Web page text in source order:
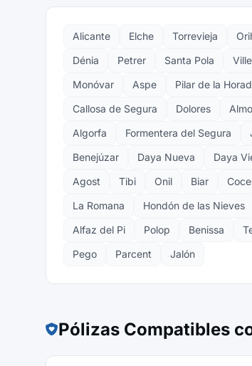
Alicante Elche Torrevieja
Dénia
Petrer Santa Pola
Monóvar
Aspe Pilar de la
Callosa de Segura
Dolores
Algorfa
Formentera del Segura
Benejúzar
Daya Nueva Daya
Agost
Tibi Onil Biar
La Romana
Hondón de las Nieves
Alfaz del Pi
Polop Benissa
Pego
Parcent Jalón
Pólizas Compatibles